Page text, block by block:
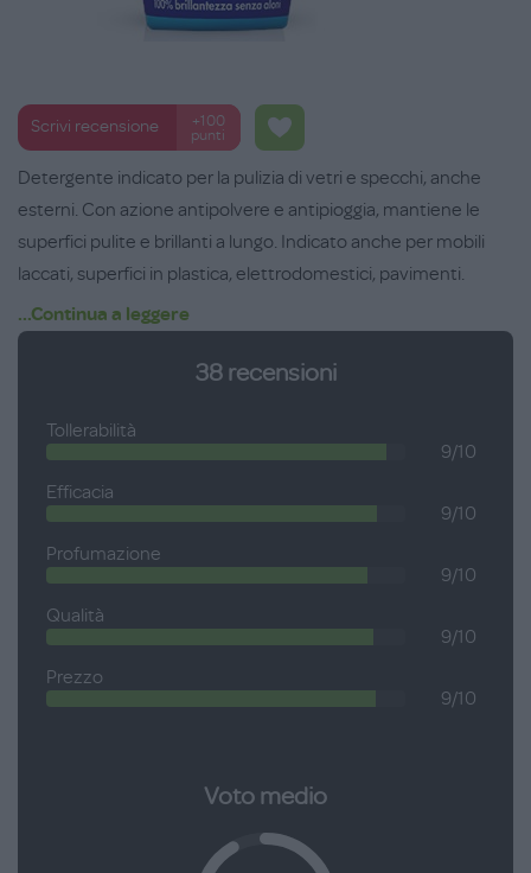
Scrivi recensione
+100
punti
Detergente indicato per la pulizia di vetri e specchi, anche
esterni. Con azione antipolvere e antipioggia, mantiene le
superfici pulite e brillanti a lungo. Indicato anche per mobili
laccati, superfici in plastica, elettrodomestici, pavimenti.
Non necessita di risciacquo.
Confezione da 650 ml.
...Continua a leggere
38recensioni
Tollerabilità
9/10
Efficacia
9/10
Profumazione
9/10
Qualità
9/10
Prezzo
9/10
Voto medio